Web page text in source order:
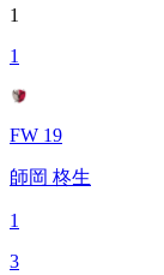
1
1
FW 19
師岡 柊生
1
3